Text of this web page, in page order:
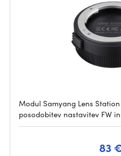
Modul Samyang Lens
posodobitev nastavitev FW
83